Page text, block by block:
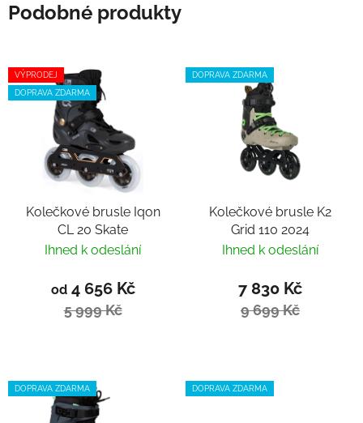
Podobné produkty
VÝPRODEJ
DOPRAVA ZDARMA
Kolečkové brusle Iqon
CL 20 Skate
Ihned k odeslání
od4 656 Kč
5 999 Kč
DOPRAVA ZDARMA
Kolečkové brusle K2
Grid 110 2024
Ihned k odeslání
7 830 Kč
9 699 Kč
DOPRAVA ZDARMA DOPRAVA ZDARMA